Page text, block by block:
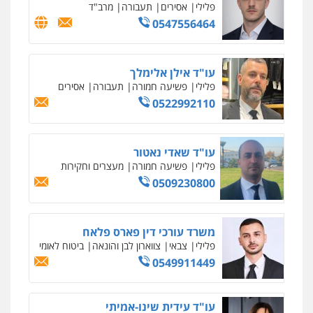
פלילי כלכלי פשיעה חמורה נוער
0505555110
עו"ד משה פלמור
פלילי כלכלי צווארון לבן עורכי דין לענייני
אסירים
0549732303
סלימאן אבו שעירה – משרד עורכי דין
פלילי בטחוני צבאי נזיקין
0547780927
עו"ד אסף גונן
פלילי פשע חמור תעבורה צבא מעצרים
וחקירות
0542255161
גל דהן – משרד עורך דין פלילי